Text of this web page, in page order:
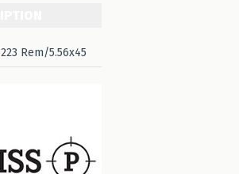
223 Rem/5.56x45